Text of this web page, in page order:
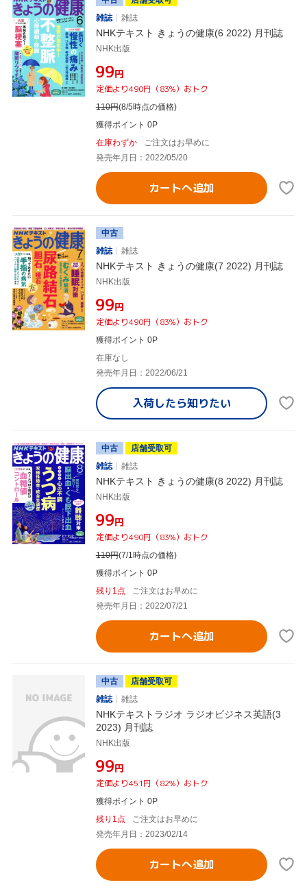
雑誌
雑誌
NHKテキスト きょうの健康(6 2022) 月刊誌
NHK出版
¥99円
定価より490円（83%）おトク
110円(8/5時点の価格)
獲得ポイント 0P
在庫わずか
ご注文はお早めに
発売年月日：2022/05/20
カートへ追加
中古
雑誌
雑誌
NHKテキスト きょうの健康(7 2022) 月刊誌
NHK出版
¥99円
定価より490円（83%）おトク
獲得ポイント 0P
在庫なし
発売年月日：2022/06/21
入荷したら知りたい
中古
店舗受取可
雑誌
雑誌
NHKテキスト きょうの健康(8 2022) 月刊誌
NHK出版
¥99円
定価より490円（83%）おトク
110円(7/1時点の価格)
獲得ポイント 0P
残り1点
ご注文はお早めに
発売年月日：2022/07/21
カートへ追加
中古
店舗受取可
雑誌
雑誌
NHKテキストラジオ ラジオビジネス英語(3
2023) 月刊誌
NHK出版
¥99円
定価より451円（82%）おトク
獲得ポイント 0P
残り1点
ご注文はお早めに
発売年月日：2023/02/14
カートへ追加